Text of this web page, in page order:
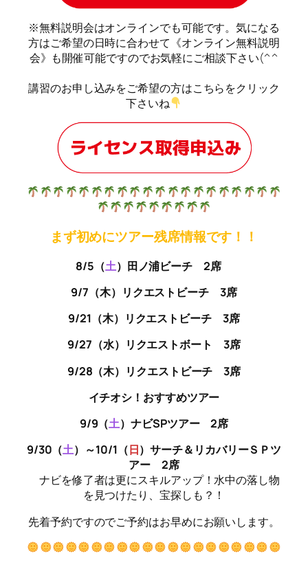
※無料説明会はオンラインでも可能です。気になる
方はご希望の日時に合わせて《オンライン無料説明
会》も開催可能ですのでお気軽にご相談下さい(^^
講習のお申し込みをご希望の方はこちらをクリック
下さいね
まず初めにツアー残席情報です！！
8/5（土）田ノ浦ビーチ 2席
9/7（木）リクエストビーチ
3席
9/21（木）リクエストビーチ
3席
9/27（水）リクエストボート 3席
9/28（木）リクエストビーチ 3席
イチオシ！おすすめツアー
9/9（土）ナビSPツアー
2席
9/30（土）～10/1（日）サーチ＆リカバリーＳＰツ
アー 2席
ナビを修了者は更にスキルアップ！水中の落し物
を見つけたり、宝探しも？！
先着予約ですのでご予約はお早めにお願いします。